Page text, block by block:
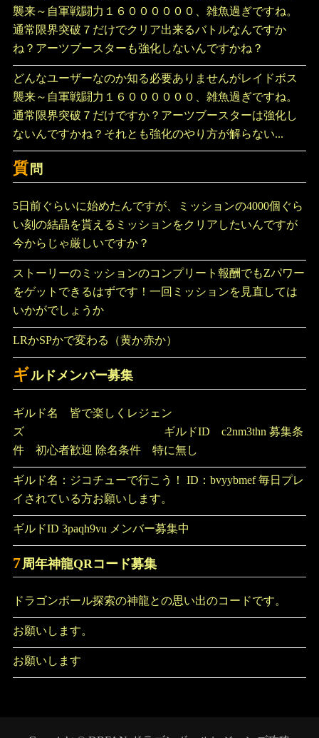
襲来～自軍戦闘力１６００００００、雑魚過ぎですね。
通常限界突破７だけでクリア出来るバトルなんですか
ね？アーツブースターも強化しないんですかね？
どんなユーザーなのか知る必要ありませんがレイドボス
襲来～自軍戦闘力１６００００００、雑魚過ぎですね。
通常限界突破７だけですか？アーツブースターは強化し
ないんですかね？それとも強化のやり方が解らない...
質 問
5日前ぐらいに始めたんですが、ミッションの4000個ぐら
い刻の結晶を貰えるミッションをクリアしたいんですが
今からじゃ厳しいですか？
ストーリーのミッションのコンプリート報酬でもZパワー
をゲットできるはずです！一回ミッションを見直しては
いかがでしょうか
LRかSPかで変わる（黄か赤か）
ギ ルドメンバー募集
ギルド名 皆で楽しくレジェン
ズ ギルドID c2nm3thn 募集条
件 初心者歓迎 除名条件 特に無し
ギルド名：ジコチューで行こう！ ID：bvyybmef 毎日プレ
イされている方お願いします。
ギルドID 3paqh9vu メンバー募集中
7 周年神龍QRコード募集
ドラゴンボール探索の神龍との思い出のコードです。
お願いします。
お願いします